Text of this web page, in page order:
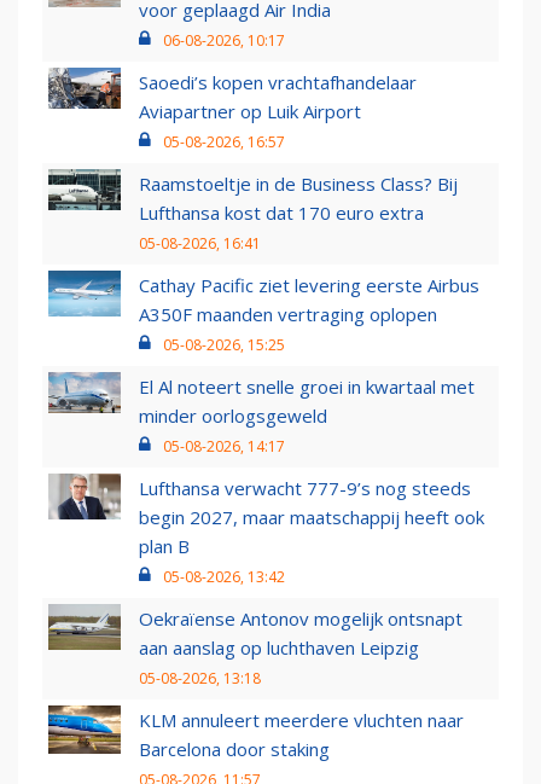
voor geplaagd Air India
06-08-2026, 10:17
Saoedi’s kopen vrachtafhandelaar
Aviapartner op Luik Airport
05-08-2026, 16:57
Raamstoeltje in de Business Class? Bij
Lufthansa kost dat 170 euro extra
05-08-2026, 16:41
Cathay Pacific ziet levering eerste Airbus
A350F maanden vertraging oplopen
05-08-2026, 15:25
El Al noteert snelle groei in kwartaal met
minder oorlogsgeweld
05-08-2026, 14:17
Lufthansa verwacht 777-9’s nog steeds
begin 2027, maar maatschappij heeft ook
plan B
05-08-2026, 13:42
Oekraïense Antonov mogelijk ontsnapt
aan aanslag op luchthaven Leipzig
05-08-2026, 13:18
KLM annuleert meerdere vluchten naar
Barcelona door staking
05-08-2026, 11:57